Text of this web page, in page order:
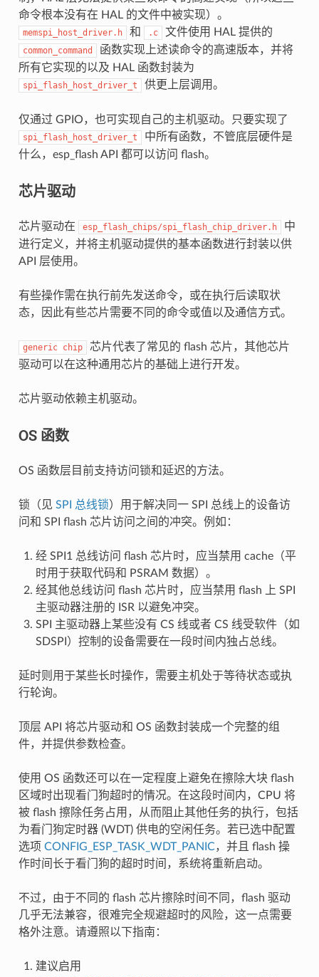
命令根本没有在 HAL 的文件中被实现）。
memspi_host_driver.h 和 .c 文件使用 HAL 提供的
common_command
函数实现上述读命令的高速版本，并将
所有它实现的以及 HAL 函数封装为
spi_flash_host_driver_t 供更上层调用。
仅通过 GPIO，也可实现自己的主机驱动。只要实现了
spi_flash_host_driver_t
中所有函数，不管底层硬件是
什么，esp_flash API 都可以访问 flash。
芯片驱动
芯片驱动在 esp_flash_chips/spi_flash_chip_driver.h
中
进行定义，并将主机驱动提供的基本函数进行封装以供
API 层使用。
有些操作需在执行前先发送命令，或在执行后读取状
态，因此有些芯片需要不同的命令或值以及通信方式。
generic chip
芯片代表了常见的 flash 芯片，其他芯片
驱动可以在这种通用芯片的基础上进行开发。
芯片驱动依赖主机驱动。
OS 函数
OS 函数层目前支持访问锁和延迟的方法。
锁（见 SPI 总线锁）用于解决同一 SPI 总线上的设备访
问和 SPI flash 芯片访问之间的冲突。例如：
经 SPI1 总线访问 flash 芯片时，应当禁用 cache（平
时用于获取代码和 PSRAM 数据）。
经其他总线访问 flash 芯片时，应当禁用 flash 上 SPI
主驱动器注册的 ISR 以避免冲突。
SPI 主驱动器上某些没有 CS 线或者 CS 线受软件（如
SDSPI）控制的设备需要在一段时间内独占总线。
延时则用于某些长时操作，需要主机处于等待状态或执
行轮询。
顶层 API 将芯片驱动和 OS 函数封装成一个完整的组
件，并提供参数检查。
使用 OS 函数还可以在一定程度上避免在擦除大块 flash
区域时出现看门狗超时的情况。在这段时间内，CPU 将
被 flash 擦除任务占用，从而阻止其他任务的执行，包括
为看门狗定时器 (WDT) 供电的空闲任务。若已选中配置
选项 CONFIG_ESP_TASK_WDT_PANIC，并且 flash 操
作时间长于看门狗的超时时间，系统将重新启动。
不过，由于不同的 flash 芯片擦除时间不同，flash 驱动
几乎无法兼容，很难完全规避超时的风险，这一点需要
格外注意。请遵照以下指南：
建议启用